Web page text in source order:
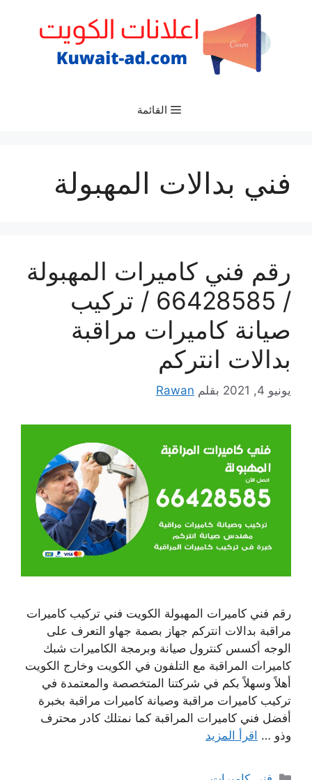
القائمة
فني بدالات المهبولة
رقم فني كاميرات المهبولة
/ 66428585 / تركيب
صيانة كاميرات مراقبة
بدالات انتركم
يونيو 4, 2021 بقلم Rawan
رقم فني كاميرات المهبولة الكويت فني تركيب كاميرات
مراقبة بدالات انتركم جهاز بصمة جهاو التعرف على
الوجه أكسس كنترول صيانة وبرمجة الكاميرات شبك
كاميرات المراقبة مع التلفون في الكويت وخارج الكويت
أهلاً وسهلاً بكم في شركتنا المتخصصة والمعتمدة في
تركيب كاميرات مراقبة وصيانة كاميرات مراقبة بخبرة
أفضل فني كاميرات المراقبة كما نمتلك كادر محترف
وذو … اقرأ المزيد
التصنيفات